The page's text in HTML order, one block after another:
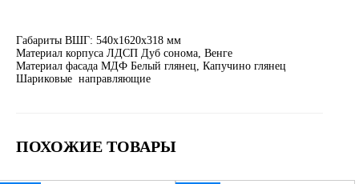
Габариты ВШГ: 540х1620х318 мм
Материал корпуса ЛДСП Дуб сонома, Венге
Материал фасада МДФ Белый глянец, Капучино глянец
Шариковые направляющие
ПОХОЖИЕ ТОВАРЫ